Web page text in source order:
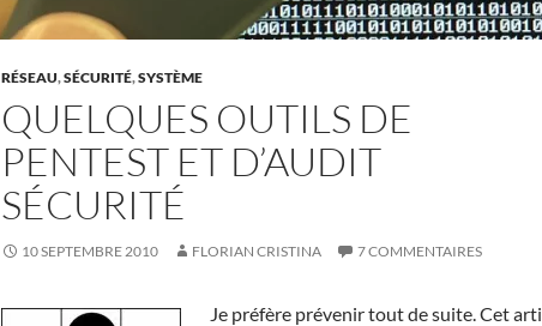
RÉSEAU,SÉCURITÉ,SYSTÈME
QUELQUES OUTILS DE
PENTEST ET D’AUDIT
SÉCURITÉ
10 SEPTEMBRE 2010 FLORIAN CRISTINA 7 COMMENTAIRES
Je préfère prévenir tout de suite. Cet